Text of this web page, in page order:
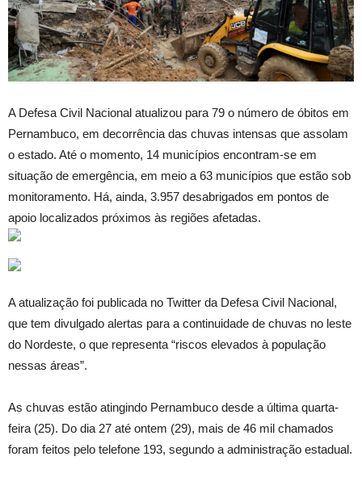
A Defesa Civil Nacional atualizou para 79 o número de óbitos em
Pernambuco, em decorrência das chuvas intensas que assolam
o estado. Até o momento, 14 municípios encontram-se em
situação de emergência, em meio a 63 municípios que estão sob
monitoramento. Há, ainda, 3.957 desabrigados em pontos de
apoio localizados próximos às regiões afetadas.
A atualização foi publicada no Twitter da Defesa Civil Nacional,
que tem divulgado alertas para a continuidade de chuvas no leste
do Nordeste, o que representa “riscos elevados à população
nessas áreas”.
As chuvas estão atingindo Pernambuco desde a última quarta-
feira (25). Do dia 27 até ontem (29), mais de 46 mil chamados
foram feitos pelo telefone 193, segundo a administração estadual.